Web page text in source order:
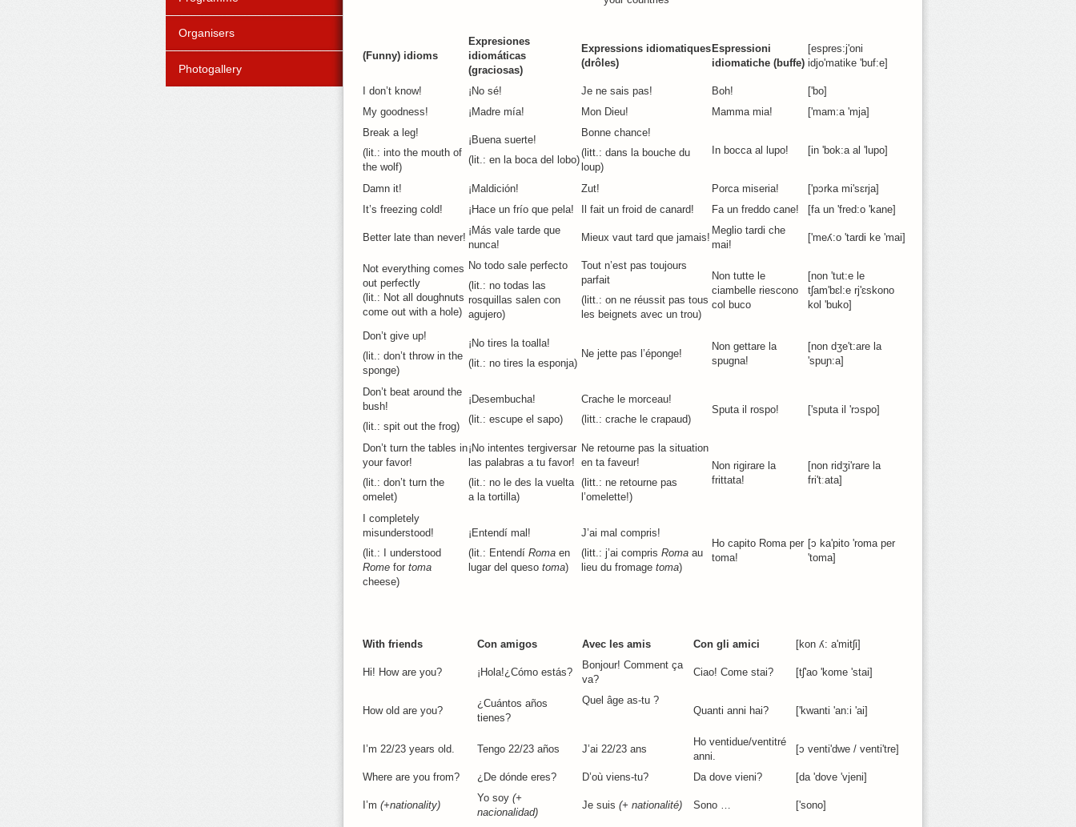
Organisers
Photogallery
(Funny) idioms
Expresiones
idiomáticas
(graciosas)
Expressions idiomatiques
(drôles)
Espressioni
idiomatiche (buffe)
[espres:j'oni
idjo'matike 'buf:e]
I don’t know! ¡No sé! Je ne sais pas! Boh!
['bo]
My goodness!
¡Madre mía! Mon Dieu! Mamma mia!
['mam:a 'mja]
Break a leg!
(lit.: into the mouth of
the wolf)
¡Buena suerte!
(lit.: en la boca del lobo)
Bonne chance!
(litt.: dans la bouche du
loup)
In bocca al lupo! [in 'bok:a al 'lupo]
Damn it! ¡Maldición! Zut! Porca miseria!
['pɔrka mi'sɛrja]
It’s freezing cold!
¡Hace un frío que pela! Il fait un froid de canard! Fa un freddo cane! [fa un 'fred:o 'kane]
Better late than never!
¡Más vale tarde que
nunca!
Mieux vaut tard que jamais!
Meglio tardi che
mai!
['meʎ:o 'tardi ke 'mai]
Not everything comes
out perfectly
(lit.: Not all doughnuts
come out with a hole)
No todo sale perfecto
(lit.: no todas las
rosquillas salen con
agujero)
Tout n’est pas toujours
parfait
(litt.: on ne réussit pas tous
les beignets avec un trou)
Non tutte le
ciambelle riescono
col buco
[non 'tut:e le
tʃam'bɛl:e rj'ɛskono
kol 'buko]
Don’t give up!
(lit.: don’t throw in the
sponge)
¡No tires la toalla!
(lit.: no tires la esponja)
Ne jette pas l’éponge!
Non gettare la
spugna!
[non dʒe't:are la
'spuɲ:a]
Don’t beat around the
bush!
(lit.: spit out the frog)
¡Desembucha!
(lit.: escupe el sapo)
Crache le morceau!
(litt.: crache le crapaud)
Sputa il rospo! ['sputa il 'rɔspo]
Don’t turn the tables in
your favor!
(lit.: don’t turn the
omelet)
¡No intentes tergiversar
las palabras a tu favor!
(lit.: no le des la vuelta
a la tortilla)
Ne retourne pas la situation
en ta faveur!
(litt.: ne retourne pas
l’omelette!)
Non rigirare la
frittata!
[non ridʒi'rare la
fri'tːata]
I completely
misunderstood!
(lit.: I understood
Rome for toma
cheese)
¡Entendí mal!
(lit.: Entendí Roma en
lugar del queso toma)
J’ai mal compris!
(litt.: j’ai compris Roma au
lieu du fromage toma)
Ho capito Roma per
toma!
[ɔ ka'pito 'roma per
'toma]
With friends Con amigos Avec les amis Con gli amici [kon ʎ: a'mitʃi]
Hi! How are you? ¡Hola!¿Cómo estás?
Bonjour! Comment ça
va?
Ciao! Come stai? [tʃ'ao 'kome 'stai]
How old are you?
¿Cuántos años
tienes?
Quel âge as-tu ?
Quanti anni hai?
['kwanti 'an:i 'ai]
I’m 22/23 years old. Tengo 22/23 años J’ai 22/23 ans
Ho ventidue/ventitré
anni.
[ɔ venti'dwe / venti'tre]
Where are you from? ¿De dónde eres? D’où viens-tu? Da dove vieni? [da 'dove 'vjeni]
I’m(+nationality)
Yo soy(+
nacionalidad)
Je suis(+ nationalité) Sono … ['sono]